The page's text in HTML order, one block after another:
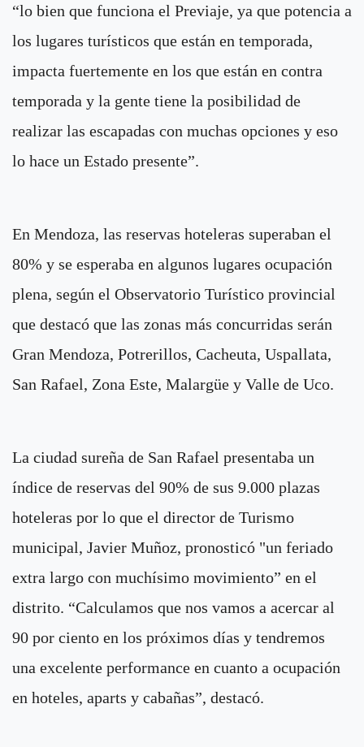
“lo bien que funciona el Previaje, ya que potencia a
los lugares turísticos que están en temporada,
impacta fuertemente en los que están en contra
temporada y la gente tiene la posibilidad de
realizar las escapadas con muchas opciones y eso
lo hace un Estado presente”.
En Mendoza, las reservas hoteleras superaban el
80% y se esperaba en algunos lugares ocupación
plena, según el Observatorio Turístico provincial
que destacó que las zonas más concurridas serán
Gran Mendoza, Potrerillos, Cacheuta, Uspallata,
San Rafael, Zona Este, Malargüe y Valle de Uco.
La ciudad sureña de San Rafael presentaba un
índice de reservas del 90% de sus 9.000 plazas
hoteleras por lo que el director de Turismo
municipal, Javier Muñoz, pronosticó "un feriado
extra largo con muchísimo movimiento” en el
distrito. “Calculamos que nos vamos a acercar al
90 por ciento en los próximos días y tendremos
una excelente performance en cuanto a ocupación
en hoteles, aparts y cabañas”, destacó.